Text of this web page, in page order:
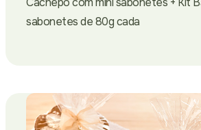
sabonetes de 80g cada